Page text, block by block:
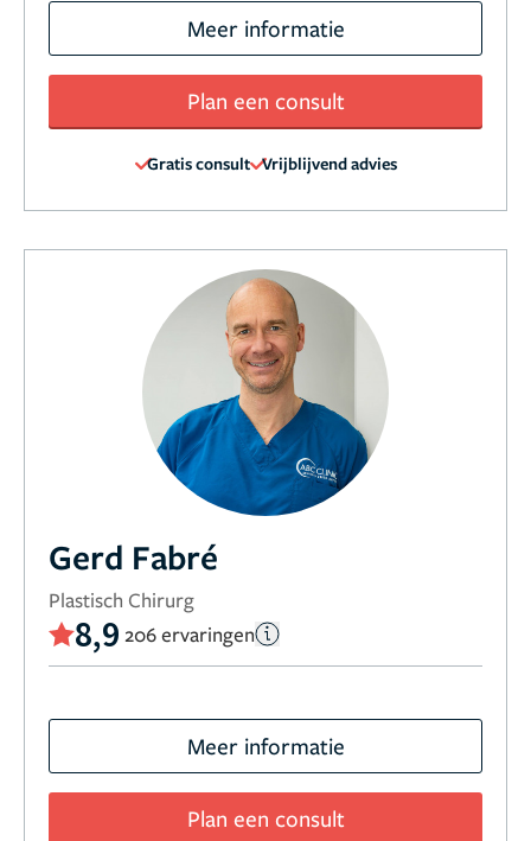
Meer informatie
Plan een consult
Gratis consult Vrijblijvend advies
Gerd Fabré
Plastisch Chirurg
8,9 206 ervaringen
Meer informatie
Plan een consult